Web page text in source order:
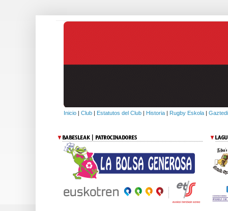
Inicio | Club | Estatutos del Club | Historia | Rugby Eskola |